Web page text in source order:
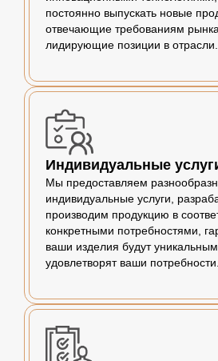
постоянно выпускать новые
отвечающие требованиям
лидирующие позиции в отрасли.
Индивидуальные
Мы предоставляем
индивидуальные услуги,
производим продукцию в
конкретными потребностями,
ваши изделия будут
удовлетворят ваши потребности.